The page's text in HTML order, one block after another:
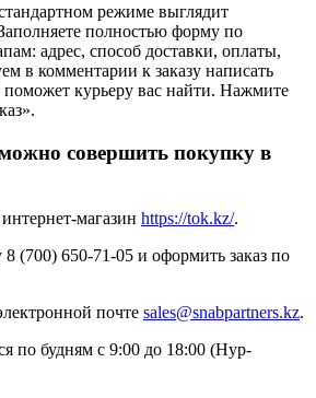
режиме выглядит
полностью форму по
адрес, способ доставки, оплаты,
в комментарии к заказу написать
курьеру вас найти. Нажмите
совершить покупку в
магазин https://tok.kz/.
(700) 650-71-05 и оформить заказ по
почте sales@snabpartners.kz.
по будням с 9:00 до 18:00 (Нур-